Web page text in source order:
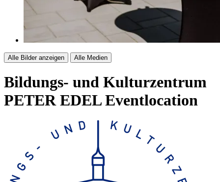
Alle Bilder anzeigen Alle Medien
Bildungs- und Kulturzentrum
PETER EDELEventlocation